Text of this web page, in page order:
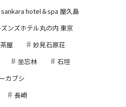
sankara hotel＆spa 屋久島
ンズホテル丸の内 東京
屋
妙見石原荘
坐忘林
石垣
カブシ
長崎